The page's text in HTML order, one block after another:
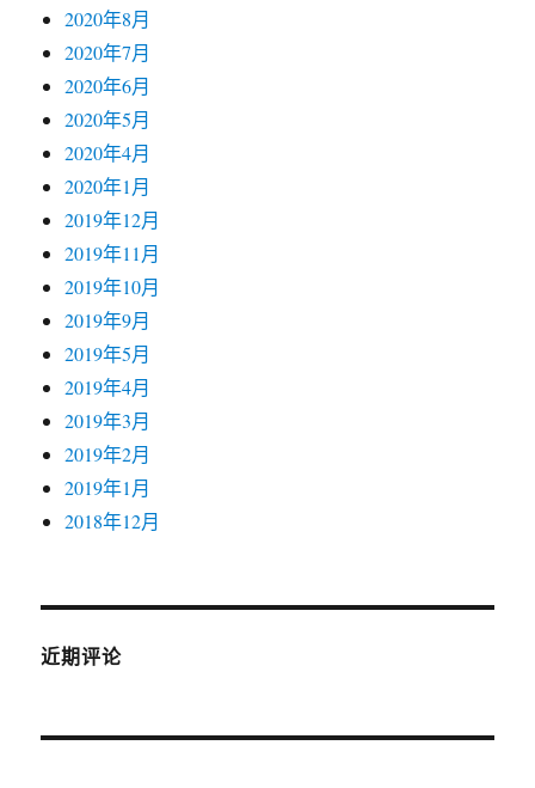
2020年8月
2020年7月
2020年6月
2020年5月
2020年4月
2020年1月
2019年12月
2019年11月
2019年10月
2019年9月
2019年5月
2019年4月
2019年3月
2019年2月
2019年1月
2018年12月
近期评论